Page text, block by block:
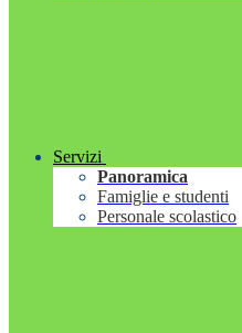
Servizi
Panoramica
Famiglie e studenti
Personale scolastico